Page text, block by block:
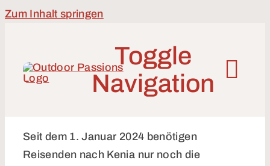
Zum Inhalt springen
Toggle
Navigation
Reiseziele
Seit dem 1. Januar 2024 benötigen
Reisenden nach Kenia nur noch die